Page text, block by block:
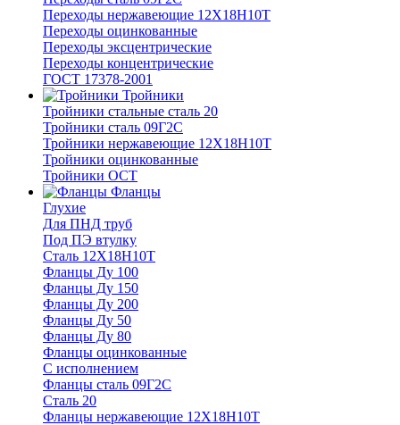
Переходы нержавеющие 12Х18Н10Т
Переходы оцинкованные
Переходы эксцентрические
Переходы концентрические
ГОСТ 17378-2001
Тройники
Тройники стальные сталь 20
Тройники сталь 09Г2С
Тройники нержавеющие 12Х18Н10Т
Тройники оцинкованные
Тройники ОСТ
Фланцы
Глухие
Для ПНД труб
Под ПЭ втулку
Сталь 12Х18Н10Т
Фланцы Ду 100
Фланцы Ду 150
Фланцы Ду 200
Фланцы Ду 50
Фланцы Ду 80
Фланцы оцинкованные
С исполнением
Фланцы сталь 09Г2С
Сталь 20
Фланцы нержавеющие 12Х18Н10Т